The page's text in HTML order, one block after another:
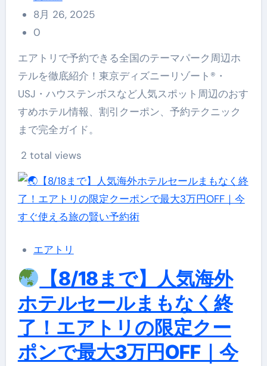
8月 26, 2025
0
エアトリで予約できる全国のテーマパーク周辺ホ
テルを徹底紹介！東京ディズニーリゾート®・
USJ・ハウステンボスなど人気スポット周辺のおす
すめホテル情報、割引クーポン、予約テクニック
まで完全ガイド。
2 total views
エアトリ
【8/18まで】人気海外
ホテルセールまもなく終
了！エアトリの限定クー
ポンで最大3万円OFF｜今